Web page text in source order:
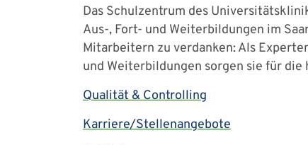
Das Schulzentrum des
Aus-, Fort- und Weiterbildungen im
Mitarbeitern zu verdanken: Als
und Weiterbildungen sorgen sie für
Qualität & Controlling
Karriere/Stellenangebote